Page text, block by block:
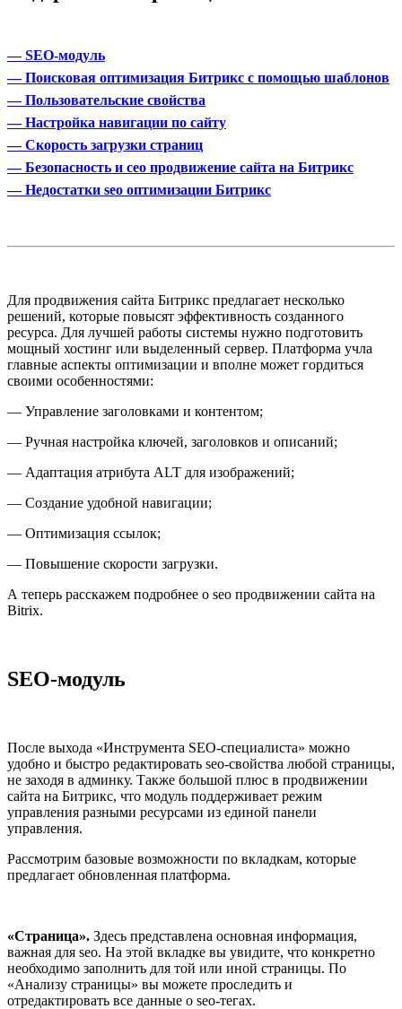
— SEO-модуль
— Поисковая оптимизация Битрикс с помощью шаблонов
— Пользовательские свойства
— Настройка навигации по сайту
— Скорость загрузки страниц
— Безопасность и сео продвижение сайта на Битрикс
— Недостатки seo оптимизации Битрикс
Для продвижения сайта Битрикс предлагает несколько
решений, которые повысят эффективность созданного
ресурса. Для лучшей работы системы нужно подготовить
мощный хостинг или выделенный сервер. Платформа учла
главные аспекты оптимизации и вполне может гордиться
своими особенностями:
— Управление заголовками и контентом;
— Ручная настройка ключей, заголовков и описаний;
— Адаптация атрибута ALT для изображений;
— Создание удобной навигации;
— Оптимизация ссылок;
— Повышение скорости загрузки.
А теперь расскажем подробнее о seo продвижении сайта на
Bitrix.
SEO-модуль
После выхода «Инструмента SEO-специалиста» можно
удобно и быстро редактировать seo-свойства любой страницы,
не заходя в админку. Также большой плюс в продвижении
сайта на Битрикс, что модуль поддерживает режим
управления разными ресурсами из единой панели
управления.
Рассмотрим базовые возможности по вкладкам, которые
предлагает обновленная платформа.
«Страница». Здесь представлена основная информация,
важная для seo. На этой вкладке вы увидите, что конкретно
необходимо заполнить для той или иной страницы. По
«Анализу страницы» вы можете проследить и
отредактировать все данные о seo-тегах.